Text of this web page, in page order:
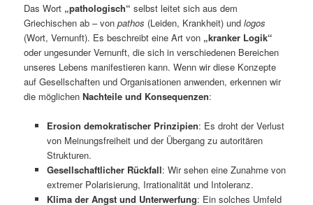
Das Wort „pathologisch“ selbst leitet sich aus dem
Griechischen ab – vonpathos (Leiden, Krankheit) undlogos
(Wort, Vernunft). Es beschreibt eine Art von „kranker Logik“
oder ungesunder Vernunft, die sich in verschiedenen Bereichen
unseres Lebens manifestieren kann. Wenn wir diese Konzepte
auf Gesellschaften und Organisationen anwenden, erkennen wir
die möglichenNachteile und Konsequenzen:
Erosion demokratischer Prinzipien: Es droht der Verlust
von Meinungsfreiheit und der Übergang zu autoritären
Strukturen.
Gesellschaftlicher Rückfall: Wir sehen eine Zunahme von
extremer Polarisierung, Irrationalität und Intoleranz.
Klima der Angst und Unterwerfung: Ein solches Umfeld